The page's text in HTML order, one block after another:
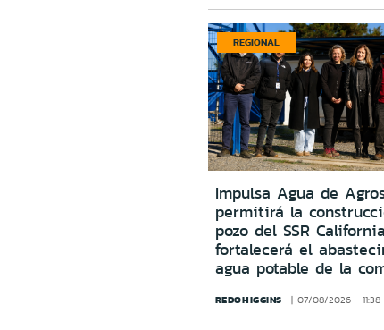
REGIONAL
Impulsa Agua de
permitirá la
pozo del SSR
fortalecerá el
agua potable de la
REDOHIGGINS 07/08/2026 - 11:38